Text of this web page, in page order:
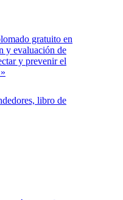
gratuito en
y evaluación de
y prevenir el